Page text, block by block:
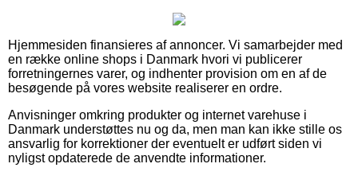
Hjemmesiden finansieres af annoncer. Vi samarbejder med
en række online shops i Danmark hvori vi publicerer
forretningernes varer, og indhenter provision om en af de
besøgende på vores website realiserer en ordre.
Anvisninger omkring produkter og internet varehuse i
Danmark understøttes nu og da, men man kan ikke stille os
ansvarlig for korrektioner der eventuelt er udført siden vi
nyligst opdaterede de anvendte informationer.